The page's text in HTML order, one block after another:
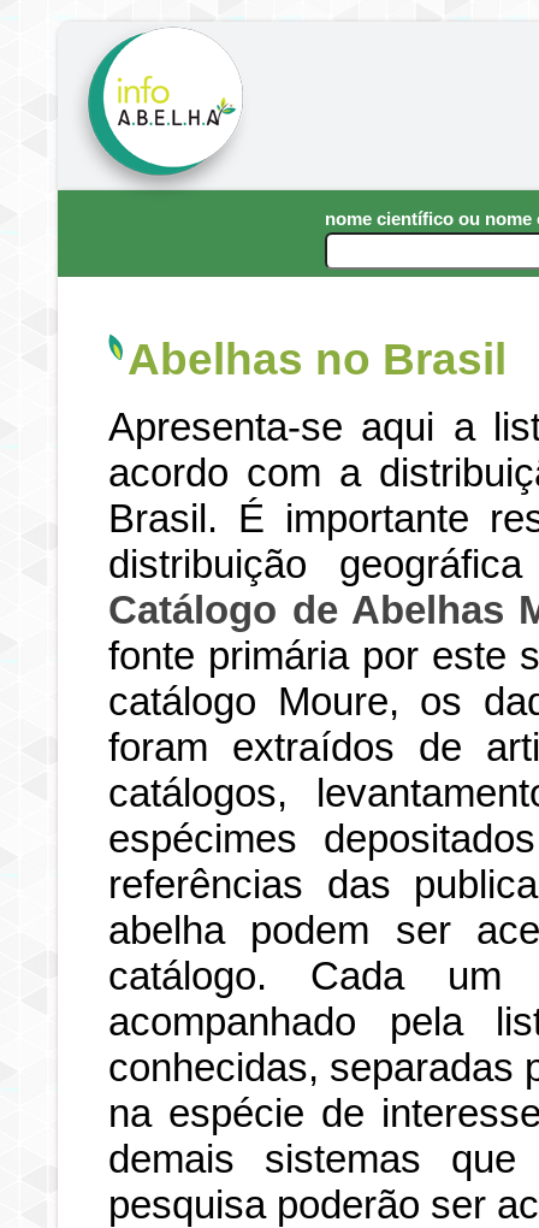
nome científico ou nome
Abelhas no Brasil
Apresenta-se aqui a
acordo com a
Brasil. É importante
distribuição
Catálogo de Abelhas
fonte primária por este
catálogo Moure, os
foram extraídos de
catálogos,
espécimes
referências das
abelha podem ser
catálogo. Cada
acompanhado pela
conhecidas, separadas
na espécie de
demais sistemas
pesquisa poderão ser